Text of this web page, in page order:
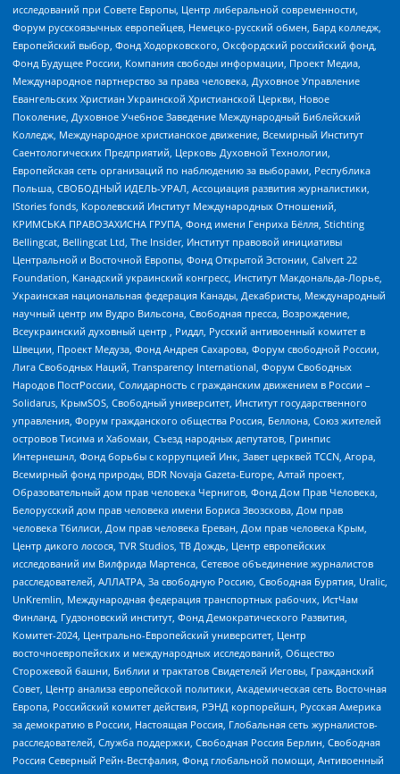
исследований при Совете Европы, Центр либеральной современности,
Форум русскоязычных европейцев, Немецко-русский обмен, Бард колледж,
Европейский выбор, Фонд Ходорковского, Оксфордский российский фонд,
Фонд Будущее России, Компания свободы информации, Проект Медиа,
Международное партнерство за права человека, Духовное Управление
Евангельских Христиан Украинской Христианской Церкви, Новое
Поколение, Духовное Учебное Заведение Международный Библейский
Колледж, Международное христианское движение, Всемирный Институт
Саентологических Предприятий, Церковь Духовной Технологии,
Европейская сеть организаций по наблюдению за выборами, Республика
Польша, СВОБОДНЫЙ ИДЕЛЬ-УРАЛ, Ассоциация развития журналистики,
IStories fonds, Королевский Институт Международных Отношений,
КРИМСЬКА ПРАВОЗАХИСНА ГРУПА, Фонд имени Генриха Бёлля, Stichting
Bellingcat, Bellingcat Ltd, The Insider, Институт правовой инициативы
Центральной и Восточной Европы, Фонд Открытой Эстонии, Calvert 22
Foundation, Канадский украинский конгресс, Институт Макдональда-Лорье,
Украинская национальная федерация Канады, Декабристы, Международный
научный центр им Вудро Вильсона, Свободная пресса, Возрождение,
Всеукраинский духовный центр , Риддл, Русский антивоенный комитет в
Швеции, Проект Медуза, Фонд Андрея Сахарова, Форум свободной России,
Лига Свободных Наций, Transparеncy International, Форум Свободных
Народов ПостРоссии, Солидарность с гражданским движением в России –
Solidarus, КрымSOS, Свободный университет, Институт государственного
управления, Форум гражданского общества Россия, Беллона, Союз жителей
островов Тисима и Хабомаи, Съезд народных депутатов, Гринпис
Интернешнл, Фонд борьбы с коррупцией Инк, Завет церквей TCCN, Агора,
Всемирный фонд природы, BDR Novaja Gazeta-Europe, Алтай проект,
Образовательный дом прав человека Чернигов, Фонд Дом Прав Человека,
Белорусский дом прав человека имени Бориса Звозскова, Дом прав
человека Тбилиси, Дом прав человека Ереван, Дом прав человека Крым,
Центр дикого лосося, TVR Studios, ТВ Дождь, Центр европейских
исследований им Вилфрида Мартенса, Сетевое объединение журналистов
расследователей, АЛЛАТРА, За свободную Россию, Свободная Бурятия, Uralic,
UnKremlin, Международная федерация транспортных рабочих, ИстЧам
Финланд, Гудзоновский институт, Фонд Демократического Развития,
Комитет-2024, Центрально-Европейский университет, Центр
восточноевропейских и международных исследований, Общество
Сторожевой башни, Библии и трактатов Свидетелей Иеговы, Гражданский
Совет, Центр анализа европейской политики, Академическая сеть Восточная
Европа, Российский комитет действия, РЭНД корпорейшн, Русская Америка
за демократию в России, Настоящая Россия, Глобальная сеть журналистов-
расследователей, Служба поддержки, Свободная Россия Берлин, Свободная
Россия Северный Рейн-Вестфалия, Фонд глобальной помощи, Антивоенный